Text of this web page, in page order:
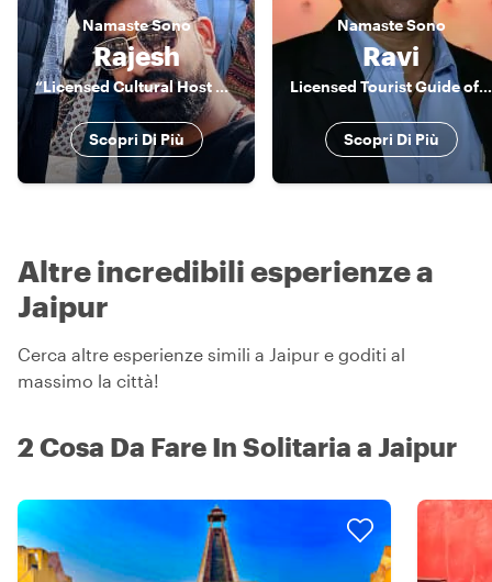
NamasteSono
Rajesh
“Licensed Cultural Host & Storyteller | Jaipur & India”
Scopri Di Più
NamasteSono
Ravi
Licensed Tourist Guide of Jaipur
Scopri Di Più
Altre incredibili esperienze a
Jaipur
Cerca altre esperienze simili a Jaipur e goditi al
massimo la città!
2 Cosa Da Fare In Solitaria a Jaipur